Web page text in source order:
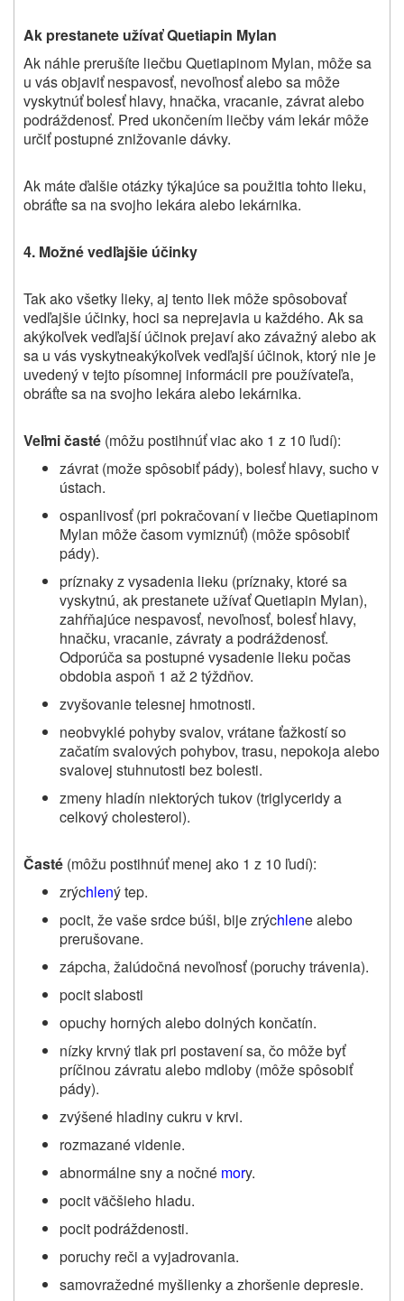
Ak prestanete užívať Quetiapin Mylan
Ak náhle prerušíte liečbu Quetiapinom Mylan, môže sa
u vás objaviť nespavosť, nevoľnosť alebo sa môže
vyskytnúť bolesť hlavy, hnačka, vracanie, závrat alebo
podráždenosť. Pred ukončením liečby vám lekár môže
určiť postupné znižovanie dávky.
Ak máte ďalšie otázky týkajúce sa použitia tohto lieku,
obráťte sa na svojho lekára alebo lekárnika.
4. Možné vedľajšie účinky
Tak ako všetky lieky, aj tento liek môže spôsobovať
vedľajšie účinky, hoci sa neprejavia u každého. Ak sa
akýkoľvek vedľajší účinok prejaví ako závažný alebo ak
sa u vás vyskytneakýkoľvek vedľajší účinok, ktorý nie je
uvedený v tejto písomnej informácii pre používateľa,
obráťte sa na svojho lekára alebo lekárnika.
Veľmi časté (môžu postihnúť viac ako 1 z 10 ľudí):
závrat (može spôsobiť pády), bolesť hlavy, sucho v
ústach.
ospanlivosť (pri pokračovaní v liečbe Quetiapinom
Mylan môže časom vymiznúť) (môže spôsobiť
pády).
príznaky z vysadenia lieku (príznaky, ktoré sa
vyskytnú, ak prestanete užívať Quetiapin Mylan),
zahŕňajúce nespavosť, nevoľnosť, bolesť hlavy,
hnačku, vracanie, závraty a podráždenosť.
Odporúča sa postupné vysadenie lieku počas
obdobia aspoň 1 až 2 týždňov.
zvyšovanie telesnej hmotnosti.
neobvyklé pohyby svalov, vrátane ťažkostí so
začatím svalových pohybov, trasu, nepokojaalebo
svalovej stuhnutosti bez bolesti.
zmeny hladín niektorých tukov (triglyceridy a
celkový cholesterol).
Časté (môžu postihnúť menej ako 1 z 10 ľudí):
zrýchlený tep.
pocit, že vaše srdce búši, bije zrýchlene alebo
prerušovane.
zápcha, žalúdočná nevoľnosť (poruchy trávenia).
pocit slabosti
opuchy horných alebo dolných končatín.
nízky krvný tlak pri postavení sa, čo môže byť
príčinou závratu alebo mdloby (môže spôsobiť
pády).
zvýšené hladiny cukru v krvi.
rozmazané videnie.
abnormálne sny a nočné mory.
pocit väčšieho hladu.
pocit podráždenosti.
poruchy reči a vyjadrovania.
samovražedné myšlienky a zhoršenie depresie.